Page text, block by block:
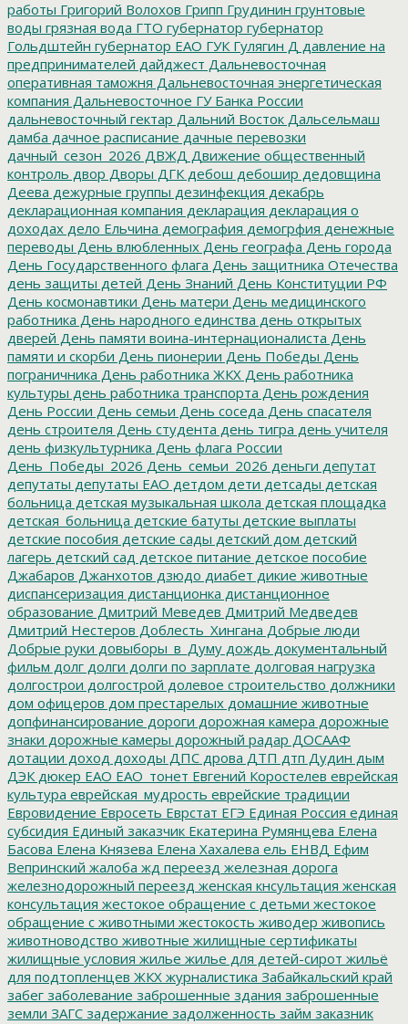
работы Григорий Волохов Грипп Грудинин грунтовые
воды грязная вода ГТО губернатор губернатор
Гольдштейн губернатор ЕАО ГУК Гулягин Д давление на
предпринимателей дайджест Дальневосточная
оперативная таможня Дальневосточная энергетическая
компания Дальневосточное ГУ Банка России
дальневосточный гектар Дальний Восток Дальсельмаш
дамба дачное расписание дачные перевозки
дачный_сезон_2026 ДВЖД Движение общественный
контроль двор Дворы ДГК дебош дебошир дедовщина
Деева дежурные группы дезинфекция декабрь
декларационная компания декларация декларация о
доходах дело Ельчина демография демогрфия денежные
переводы День влюбленных День географа День города
День Государственного флага День защитника Отечества
день защиты детей День Знаний День Конституции РФ
День космонавтики День матери День медицинского
работника День народного единства день открытых
дверей День памяти воина-интернационалиста День
памяти и скорби День пионерии День Победы День
пограничника День работника ЖКХ День работника
культуры день работника транспорта День рождения
День России День семьи День соседа День спасателя
день строителя День студента день тигра день учителя
день физкультурника День флага России
День_Победы_2026 День_семьи_2026 деньги депутат
депутаты депутаты ЕАО детдом дети детсады детская
больница детская музыкальная школа детская площадка
детская_больница детские батуты детские выплаты
детские пособия детские сады детский дом детский
лагерь детский сад детское питание детское пособие
Джабаров Джанхотов дзюдо диабет дикие животные
диспансеризация дистанционка дистанционное
образование Дмитрий Меведев Дмитрий Медведев
Дмитрий Нестеров Доблесть_Хингана Добрые люди
Добрые руки довыборы_в_Думу дождь документальный
фильм долг долги долги по зарплате долговая нагрузка
долгострои долгострой долевое строительство должники
дом офицеров дом престарелых домашние животные
допфинансирование дороги дорожная камера дорожные
знаки дорожные камеры дорожный радар ДОСААФ
дотации доход доходы ДПС дрова ДТП дтп Дудин дым
ДЭК дюкер ЕАО ЕАО_тонет Евгений Коростелев еврейская
культура еврейская_мудрость еврейские традиции
Евровидение Евросеть Еврстат ЕГЭ Единая Россия единая
субсидия Единый заказчик Екатерина Румянцева Елена
Басова Елена Князева Елена Хахалева ель ЕНВД Ефим
Вепринский жалоба жд переезд железная дорога
железнодорожный переезд женская кнсультация женская
консультация жестокое обращение с детьми жестокое
обращение с животными жестокость живодер живопись
животноводство животные жилищные сертификаты
жилищные условия жилье жилье для детей-сирот жильё
для подтопленцев ЖКХ журналистика Забайкальский край
забег заболевание заброшенные здания заброшенные
земли ЗАГС задержание задолженность займ заказник